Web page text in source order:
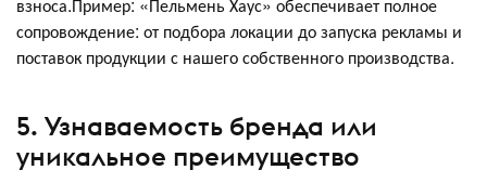
сопровождение: от подбора локации до запуска рекламы и
поставок продукции с нашего собственного производства.
5. Узнаваемость бренда или
уникальное преимущество